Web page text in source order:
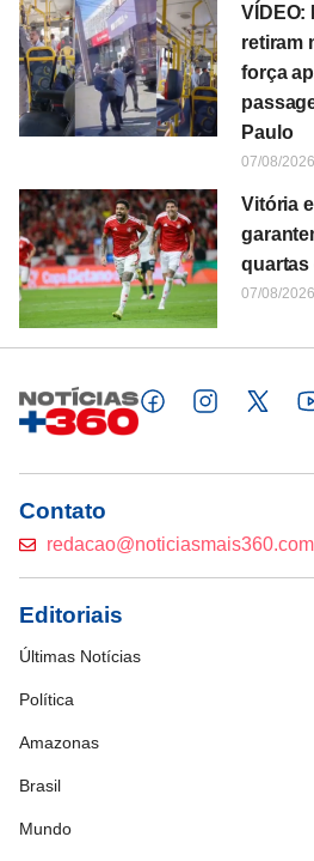
VÍDEO:
retiram
força
Paulo
07/08/2026
Vitória
quartas
07/08/2026
Contato
Editoriais
Últimas Notícias
Política
Amazonas
Brasil
Mundo